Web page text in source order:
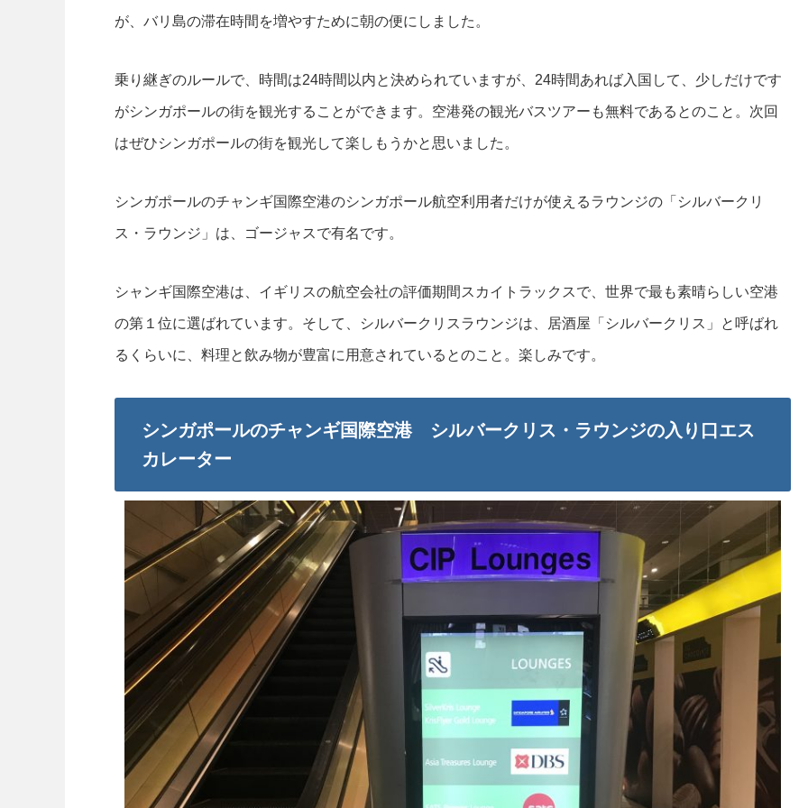
が、バリ島の滞在時間を増やすために朝の便にしました。
乗り継ぎのルールで、時間は24時間以内と決められていますが、24時間あれば入国して、少しだけです
がシンガポールの街を観光することができます。空港発の観光バスツアーも無料であるとのこと。次回
はぜひシンガポールの街を観光して楽しもうかと思いました。
シンガポールのチャンギ国際空港のシンガポール航空利用者だけが使えるラウンジの「シルバークリ
ス・ラウンジ」は、ゴージャスで有名です。
シャンギ国際空港は、イギリスの航空会社の評価期間スカイトラックスで、世界で最も素晴らしい空港
の第１位に選ばれています。そして、シルバークリスラウンジは、居酒屋「シルバークリス」と呼ばれ
るくらいに、料理と飲み物が豊富に用意されているとのこと。楽しみです。
シンガポールのチャンギ国際空港 シルバークリス・ラウンジの入り口エス
カレーター